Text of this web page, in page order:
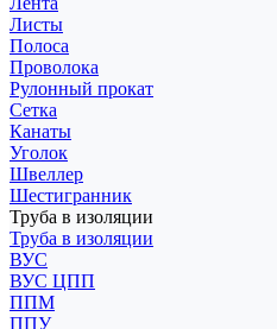
Листы
Полоса
Проволока
Рулонный прокат
Сетка
Канаты
Уголок
Швеллер
Шестигранник
Труба в изоляции
Труба в изоляции
ВУС
ВУС ЦПП
ППМ
ППУ